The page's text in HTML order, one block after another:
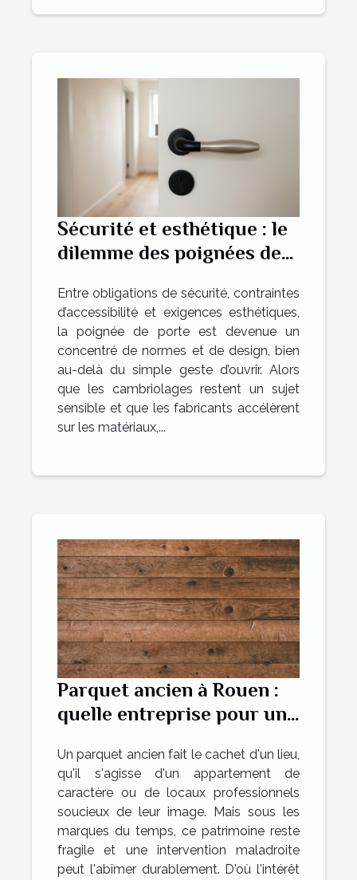
Sécurité et esthétique : le
dilemme des poignées de
Entre obligations de sécurité, contraintes
d’accessibilité et exigences esthétiques,
la poignée de porte est devenue un
concentré de normes et de design, bien
au-delà du simple geste d’ouvrir. Alors
que les cambriolages restent un sujet
sensible et que les fabricants accélèrent
sur les matériaux,...
Parquet ancien à Rouen :
quelle entreprise pour une
Un parquet ancien fait le cachet d'un lieu,
qu'il s'agisse d'un appartement de
caractère ou de locaux professionnels
soucieux de leur image. Mais sous les
marques du temps, ce patrimoine reste
fragile et une intervention maladroite
peut l'abîmer durablement. D'où l'intérêt